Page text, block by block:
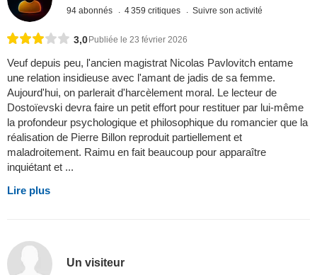
94 abonnés 4 359 critiques Suivre son activité
3,0 Publiée le 23 février 2026
Veuf depuis peu, l'ancien magistrat Nicolas Pavlovitch entame
une relation insidieuse avec l'amant de jadis de sa femme.
Aujourd'hui, on parlerait d'harcèlement moral. Le lecteur de
Dostoïevski devra faire un petit effort pour restituer par lui-même
la profondeur psychologique et philosophique du romancier que la
réalisation de Pierre Billon reproduit partiellement et
maladroitement. Raimu en fait beaucoup pour apparaître
inquiétant et ...
Lire plus
Un visiteur